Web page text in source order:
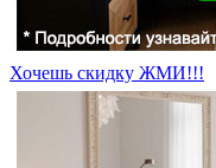
Хочешь скидку ЖМИ!!!